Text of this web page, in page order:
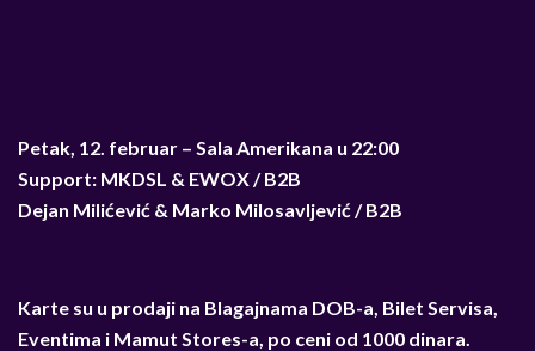
Petak, 12. februar – Sala Amerikana u 22:00
Support: MKDSL & EWOX / B2B
Dejan Milićević & Marko Milosavljević / B2B
Karte su u prodaji na Blagajnama DOB-a, Bilet Servisa,
Eventima i Mamut Stores-a, po ceni od 1000 dinara.